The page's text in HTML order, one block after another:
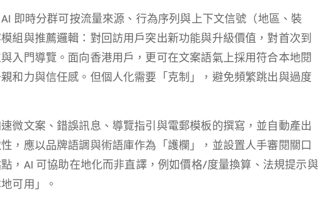
即時分群可按流量來源、行為序列與上下文信號（地區、裝
組與推薦邏輯：對回訪用戶突出新功能與升級價值，對首次到
入門導覽。面向香港用戶，更可在文案語氣上採用符合本地閱
和力與信任感。但個人化需要「克制」，避免頻繁跳出與過度
微文案、錯誤訊息、導覽指引與電郵模板的撰寫，並自動產出
，應以品牌語調與術語庫作為「護欄」，並設置人手審閱關口
，AI 可協助在地化而非直譯，例如價格/度量換算、法規提示與
可用」。